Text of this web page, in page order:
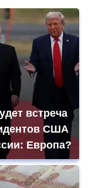
встреча
США
Европа?